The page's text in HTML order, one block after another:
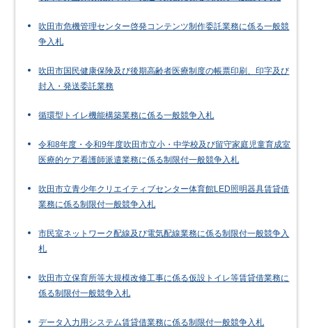
吹田市危機管理センター啓発コンテンツ制作委託業務に係る一般競
争入札
吹田市国民健康保険及び後期高齢者医療制度の帳票印刷、印字及び
封入・発送委託業務
循環型トイレ機能構築業務に係る一般競争入札
令和8年度・令和9年度吹田市立小・中学校及び留守家庭児童育成室
医療的ケア看護師派遣業務に係る制限付一般競争入札
吹田市立青少年クリエイティブセンター体育館LED照明器具賃貸借
業務に係る制限付一般競争入札
市民室ネットワーク配線及び電気配線業務に係る制限付一般競争入
札
吹田市立保育所等大規模改修工事に係る仮設トイレ等賃貸借業務に
係る制限付一般競争入札
データ入力用システム賃貸借業務に係る制限付一般競争入札